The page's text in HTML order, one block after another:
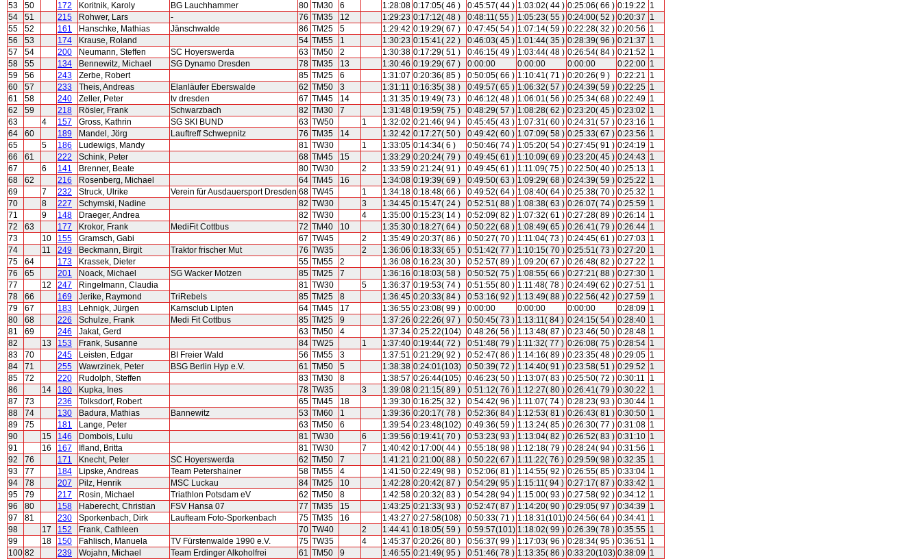
53
50 172 Koritnik, Karoly BG Lauchhammer 80 TM30 6 1:28:08 0:17:05( 46 ) 0:45:57( 44 ) 1:03:02( 44 ) 0:25:06( 66 ) 0:19:22 1
54
51 215 Rohwer, Lars - 76 TM35 12 1:29:23 0:17:12( 48 ) 0:48:11( 55 ) 1:05:23( 55 ) 0:24:00( 52 ) 0:20:37 1
55
52 161 Hanschke, Mathias Jänschwalde 86 TM25 5 1:29:42 0:19:29( 67 ) 0:47:45( 54 ) 1:07:14( 59 ) 0:22:28( 32 ) 0:20:56 1
56
53 174 Krause, Roland 54 TM55 1 1:30:23 0:15:41( 22 ) 0:46:03( 45 ) 1:01:44( 35 ) 0:28:39( 96 ) 0:21:37 1
57
54 200 Neumann, Steffen SC Hoyerswerda 63 TM50 2 1:30:38 0:17:29( 51 ) 0:46:15( 49 ) 1:03:44( 48 ) 0:26:54( 84 ) 0:21:52 1
58
55 134 Bennewitz, Michael SG Dynamo Dresden 78 TM35 13 1:30:46 0:19:29( 67 ) 0:00:00 0:00:00 0:00:00 0:22:00 1
59
56 243 Zerbe, Robert 85 TM25 6 1:31:07 0:20:36( 85 ) 0:50:05( 66 ) 1:10:41( 71 ) 0:20:26( 9 ) 0:22:21 1
60
57 233 Theis, Andreas Elanläufer Eberswalde 62 TM50 3 1:31:11 0:16:35( 38 ) 0:49:57( 65 ) 1:06:32( 57 ) 0:24:39( 59 ) 0:22:25 1
61
58 240 Zeller, Peter tv dresden 67 TM45 14 1:31:35 0:19:49( 73 ) 0:46:12( 48 ) 1:06:01( 56 ) 0:25:34( 68 ) 0:22:49 1
62
59 218 Rösler, Frank Schwarzbach 82 TM30 7 1:31:48 0:19:59( 75 ) 0:48:29( 57 ) 1:08:28( 62 ) 0:23:20( 45 ) 0:23:02 1
63
4 157 Gross, Kathrin SG SKI BUND 63 TW50 1 1:32:02 0:21:46( 94 ) 0:45:45( 43 ) 1:07:31( 60 ) 0:24:31( 57 ) 0:23:16 1
64
60 189 Mandel, Jörg Lauftreff Schwepnitz 76 TM35 14 1:32:42 0:17:27( 50 ) 0:49:42( 60 ) 1:07:09( 58 ) 0:25:33( 67 ) 0:23:56 1
65
5 186 Ludewigs, Mandy 81 TW30 1 1:33:05 0:14:34( 6 ) 0:50:46( 74 ) 1:05:20( 54 ) 0:27:45( 91 ) 0:24:19 1
66
61 222 Schink, Peter 68 TM45 15 1:33:29 0:20:24( 79 ) 0:49:45( 61 ) 1:10:09( 69 ) 0:23:20( 45 ) 0:24:43 1
67
6 141 Brenner, Beate 80 TW30 2 1:33:59 0:21:24( 91 ) 0:49:45( 61 ) 1:11:09( 75 ) 0:22:50( 40 ) 0:25:13 1
68
62 216 Rosenberg, Michael 64 TM45 16 1:34:08 0:19:39( 69 ) 0:49:50( 63 ) 1:09:29( 68 ) 0:24:39( 59 ) 0:25:22 1
69
7 232 Struck, Ulrike Verein für Ausdauersport Dresden 68 TW45 1 1:34:18 0:18:48( 66 ) 0:49:52( 64 ) 1:08:40( 64 ) 0:25:38( 70 ) 0:25:32 1
70
8 227 Schymski, Nadine 82 TW30 3 1:34:45 0:15:47( 24 ) 0:52:51( 88 ) 1:08:38( 63 ) 0:26:07( 74 ) 0:25:59 1
71
9 148 Draeger, Andrea 82 TW30 4 1:35:00 0:15:23( 14 ) 0:52:09( 82 ) 1:07:32( 61 ) 0:27:28( 89 ) 0:26:14 1
72
63 177 Krokor, Frank MediFit Cottbus 72 TM40 10 1:35:30 0:18:27( 64 ) 0:50:22( 68 ) 1:08:49( 65 ) 0:26:41( 79 ) 0:26:44 1
73
10 155 Gramsch, Gabi 67 TW45 2 1:35:49 0:20:37( 86 ) 0:50:27( 70 ) 1:11:04( 73 ) 0:24:45( 61 ) 0:27:03 1
74
11 249 Beckmann, Birgit Traktor frischer Mut 76 TW35 2 1:36:06 0:18:33( 65 ) 0:51:42( 77 ) 1:10:15( 70 ) 0:25:51( 73 ) 0:27:20 1
75
64 173 Krassek, Dieter 55 TM55 2 1:36:08 0:16:23( 30 ) 0:52:57( 89 ) 1:09:20( 67 ) 0:26:48( 82 ) 0:27:22 1
76
65 201 Noack, Michael SG Wacker Motzen 85 TM25 7 1:36:16 0:18:03( 58 ) 0:50:52( 75 ) 1:08:55( 66 ) 0:27:21( 88 ) 0:27:30 1
77
12 247 Ringelmann, Claudia 81 TW30 5 1:36:37 0:19:53( 74 ) 0:51:55( 80 ) 1:11:48( 78 ) 0:24:49( 62 ) 0:27:51 1
78
66 169 Jerike, Raymond TriRebels 85 TM25 8 1:36:45 0:20:33( 84 ) 0:53:16( 92 ) 1:13:49( 88 ) 0:22:56( 42 ) 0:27:59 1
79
67 183 Lehnigk, Jürgen Karnsclub Lipten 64 TM45 17 1:36:55 0:23:08( 99 ) 0:00:00 0:00:00 0:00:00 0:28:09 1
80
68 226 Schulze, Frank Medi Fit Cottbus 85 TM25 9 1:37:26 0:22:26( 97 ) 0:50:45( 73 ) 1:13:11( 84 ) 0:24:15( 54 ) 0:28:40 1
81
69 246 Jakat, Gerd 63 TM50 4 1:37:34 0:25:22(104) 0:48:26( 56 ) 1:13:48( 87 ) 0:23:46( 50 ) 0:28:48 1
82
13 153 Frank, Susanne 84 TW25 1 1:37:40 0:19:44( 72 ) 0:51:48( 79 ) 1:11:32( 77 ) 0:26:08( 75 ) 0:28:54 1
83
70 245 Leisten, Edgar BI Freier Wald 56 TM55 3 1:37:51 0:21:29( 92 ) 0:52:47( 86 ) 1:14:16( 89 ) 0:23:35( 48 ) 0:29:05 1
84
71 255 Wawrzinek, Peter BSG Berlin Hyp e.V. 61 TM50 5 1:38:38 0:24:01(103) 0:50:39( 72 ) 1:14:40( 91 ) 0:23:58( 51 ) 0:29:52 1
85
72 220 Rudolph, Steffen 83 TM30 8 1:38:57 0:26:44(105) 0:46:23( 50 ) 1:13:07( 83 ) 0:25:50( 72 ) 0:30:11
1
86
14 180 Kupka, Ines 78 TW35 3 1:39:08 0:21:15( 89 ) 0:51:12( 76 ) 1:12:27( 80 ) 0:26:41( 79 ) 0:30:22 1
87
73 236 Tolksdorf, Robert 65 TM45 18 1:39:30 0:16:25( 32 ) 0:54:42( 96 ) 1:11:07( 74 ) 0:28:23( 93 ) 0:30:44 1
88
74 130 Badura, Mathias Bannewitz 53 TM60 1 1:39:36 0:20:17( 78 ) 0:52:36( 84 ) 1:12:53( 81 ) 0:26:43( 81 ) 0:30:50 1
89
75 181 Lange, Peter 63 TM50 6 1:39:54 0:23:48(102) 0:49:36( 59 ) 1:13:24( 85 ) 0:26:30( 77 ) 0:31:08 1
90
15 146 Dombois, Lulu 81 TW30 6 1:39:56 0:19:41( 70 ) 0:53:23( 93 ) 1:13:04( 82 ) 0:26:52( 83 ) 0:31:10 1
91
16 167 Ifland, Britta 81 TW30 7 1:40:42 0:17:00( 44 ) 0:55:18( 98 ) 1:12:18( 79 ) 0:28:24( 94 ) 0:31:56 1
92
76 171 Knecht, Peter SC Hoyerswerda 62 TM50 7 1:41:21 0:21:00( 88 ) 0:50:22( 67 ) 1:11:22( 76 ) 0:29:59( 98 ) 0:32:35 1
93
77 184 Lipske, Andreas Team Petershainer 58 TM55 4 1:41:50 0:22:49( 98 ) 0:52:06( 81 ) 1:14:55( 92 ) 0:26:55( 85 ) 0:33:04 1
94
78 207 Pilz, Henrik MSC Luckau 84 TM25 10 1:42:28 0:20:42( 87 ) 0:54:29( 95 ) 1:15:11( 94 ) 0:27:17( 87 ) 0:33:42 1
95
79 217 Rosin, Michael Triathlon Potsdam eV 62 TM50 8 1:42:58 0:20:32( 83 ) 0:54:28( 94 ) 1:15:00( 93 ) 0:27:58( 92 ) 0:34:12 1
96
80 158 Haberecht, Christian FSV Hansa 07 77 TM35 15 1:43:25 0:21:33( 93 ) 0:52:47( 87 ) 1:14:20( 90 ) 0:29:05( 97 ) 0:34:39 1
97
81 230 Sporkenbach, Dirk Laufteam Foto-Sporkenbach 75 TM35 16 1:43:27 0:27:58(108) 0:50:33( 71 ) 1:18:31(101) 0:24:56( 64 ) 0:34:41 1
98
17 152 Frank, Cathleen 70 TW40 2 1:44:41 0:18:05( 59 ) 0:59:57(101) 1:18:02( 99 ) 0:26:39( 78 ) 0:35:55 1
99
18 150 Fahlisch, Manuela TV Fürstenwalde 1990 e.V. 75 TW35 4 1:45:37 0:20:26( 80 ) 0:56:37( 99 ) 1:17:03( 96 ) 0:28:34( 95 ) 0:36:51 1
100 82 239 Wojahn, Michael Team Erdinger Alkoholfrei 61 TM50 9 1:46:55 0:21:49( 95 ) 0:51:46( 78 ) 1:13:35( 86 ) 0:33:20(103) 0:38:09 1